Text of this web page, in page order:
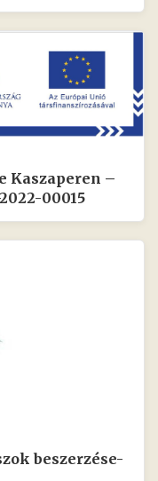
Kaszaperen –
2022-00015
beszerzése-